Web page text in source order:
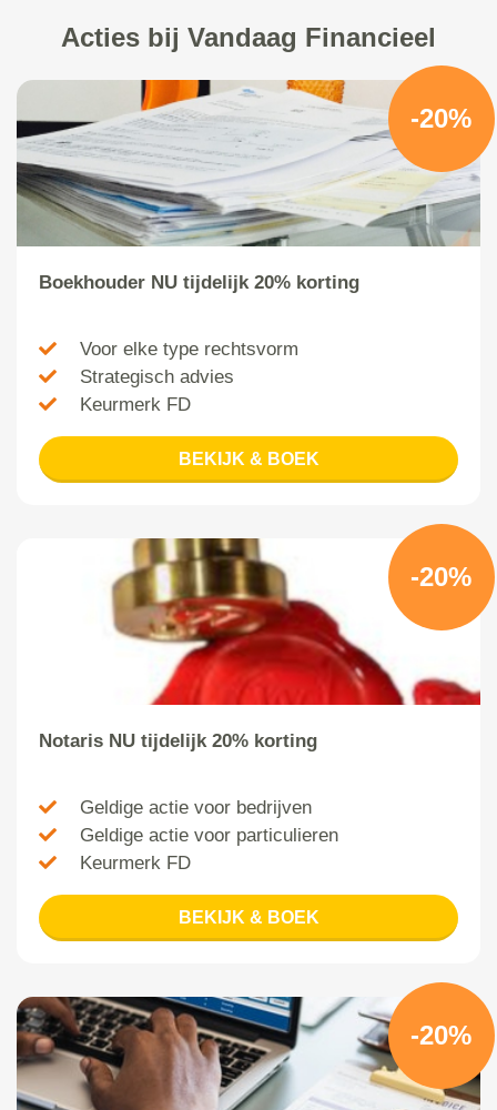
Acties bij Vandaag Financieel
-20%
Boekhouder NU tijdelijk 20% korting
Voor elke type rechtsvorm
Strategisch advies
Keurmerk FD
BEKIJK & BOEK
-20%
Notaris NU tijdelijk 20% korting
Geldige actie voor bedrijven
Geldige actie voor particulieren
Keurmerk FD
BEKIJK & BOEK
-20%